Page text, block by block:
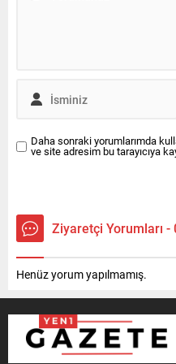
Daha sonraki yorumlarımda
ve site adresim bu tarayıcıya
Ziyaretçi Yorumları -
Henüz yorum yapılmamış.